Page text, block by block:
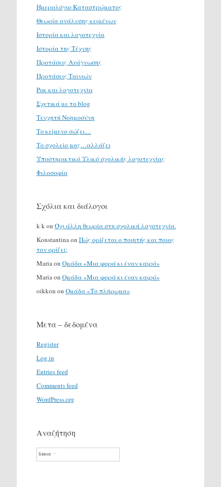
Ημερολόγιο Καταστρώματος
Θεωρία ανάλυσης κειμένων
Ιστορία και λογοτεχνία
Ιστορία της Τέχνης
Προτάσεις Ανάγνωσης
Προτάσεις Ταινιών
Ροκ και λογοτεχνία
Σχετικά με το blog
Τενχητή Νοημοσύνη
Το κείμενο σώζει…
Το σχολείο μας…αλλάζει
Υποστηρικτικό Υλικό σχολικής λογοτεχνίας
Φιλοσοφία
Σχόλια και διάλογοι
k kon Όχι άλλη θεωρία στη σχολική λογοτεχνία.
Konstantinaon Πώς ορίζεται ο ποιητής και ποιος
τον ορίζει;
Mariaon Ομάδα «Μια φορά κι έναν καιρό»
Mariaon Ομάδα «Μια φορά κι έναν καιρό»
oikkon on Ομάδα «Το πλήρωμα»
Μετα – δεδομένα
Register
Log in
Entries feed
Comments feed
WordPress.org
Αναζήτηση
Search